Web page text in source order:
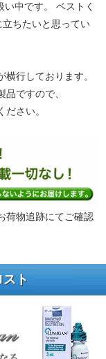
中です。 ベストく
ちたいと思ってい
行しております。
ですので、
さい。
荷物追跡にてご確認
スト